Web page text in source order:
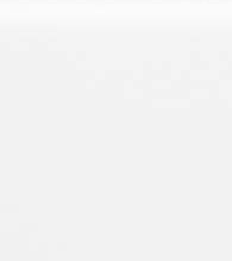
Spektrum ab.
hin zu kommerziellen